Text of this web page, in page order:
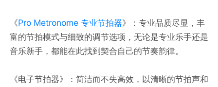
《Pro Metronome 专业节拍器》：专业品质尽显，丰
富的节拍模式与细致的调节选项，无论是专业乐手还是
音乐新手，都能在此找到契合自己的节奏韵律。
《电子节拍器》：简洁而不失高效，以清晰的节拍声和